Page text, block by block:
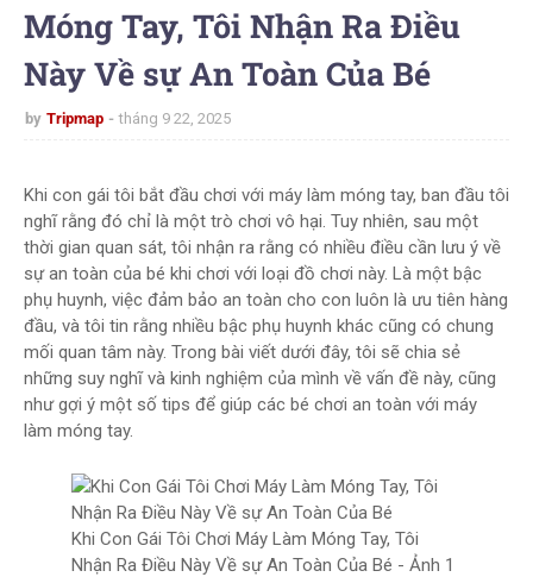
Móng Tay, Tôi Nhận Ra Điều
Này Về sự An Toàn Của Bé
by Tripmap tháng 9 22, 2025
Khi con gái tôi bắt đầu chơi với máy làm móng tay, ban đầu tôi
nghĩ rằng đó chỉ là một trò chơi vô hại. Tuy nhiên, sau một
thời gian quan sát, tôi nhận ra rằng có nhiều điều cần lưu ý về
sự an toàn của bé khi chơi với loại đồ chơi này. Là một bậc
phụ huynh, việc đảm bảo an toàn cho con luôn là ưu tiên hàng
đầu, và tôi tin rằng nhiều bậc phụ huynh khác cũng có chung
mối quan tâm này. Trong bài viết dưới đây, tôi sẽ chia sẻ
những suy nghĩ và kinh nghiệm của mình về vấn đề này, cũng
như gợi ý một số tips để giúp các bé chơi an toàn với máy
làm móng tay.
Khi Con Gái Tôi Chơi Máy Làm Móng Tay, Tôi
Nhận Ra Điều Này Về sự An Toàn Của Bé - Ảnh 1